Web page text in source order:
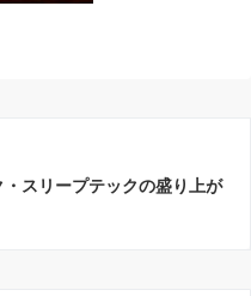
スリープテックの盛り上が